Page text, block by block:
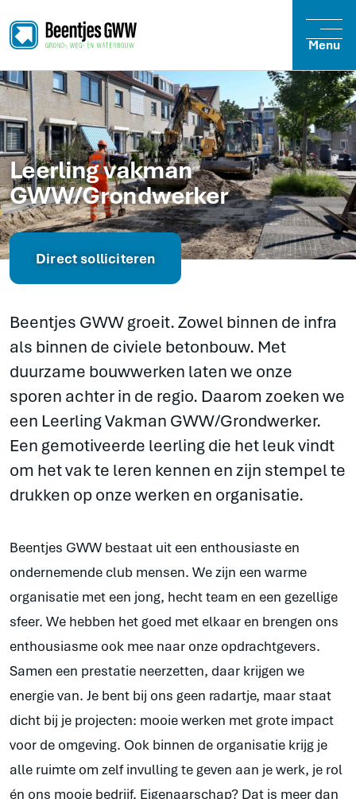
Menu
Leerling vakman
GWW/Grondwerker
Direct solliciteren
Beentjes GWW groeit. Zowel binnen de infra
als binnen de civiele betonbouw. Met
duurzame bouwwerken laten we onze
sporen achter in de regio. Daarom zoeken we
een Leerling Vakman GWW/Grondwerker.
Een gemotiveerde leerling die het leuk vindt
om het vak te leren kennen en zijn stempel te
drukken op onze werken en organisatie.
Beentjes GWW bestaat uit een enthousiaste en
ondernemende club mensen. We zijn een warme
organisatie met een jong, hecht team en een gezellige
sfeer. We hebben het goed met elkaar en brengen ons
enthousiasme ook mee naar onze opdrachtgevers.
Samen een prestatie neerzetten, daar krijgen we
energie van. Je bent bij ons geen radartje, maar staat
dicht bij je projecten: mooie werken met grote impact
voor de omgeving. Ook binnen de organisatie krijg je
alle ruimte om zelf invulling te geven aan je werk, je rol
én ons mooie bedrijf. Eigenaarschap? Dat is meer dan